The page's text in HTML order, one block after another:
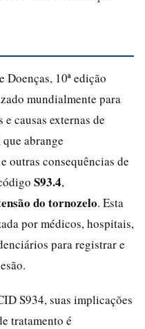
10ª edição
mundialmente para
causas externas de
abrange
outras consequências de
S93.4,
do tornozelo. Esta
por médicos, hospitais,
para registrar e
S934, suas implicações
tratamento é